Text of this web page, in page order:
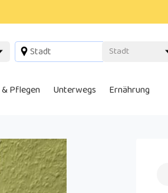
Pflegen Unterwegs Ernährung